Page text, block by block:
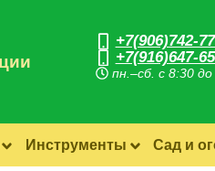
+7(906)742-
+7(916)647-
пн.–сб. с 8:30
Инструменты Сад и